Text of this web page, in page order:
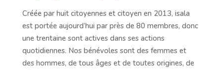
Créée par huit citoyennes et citoyen en 2013, isala
est portée aujourd’hui par près de 80 membres, donc
une trentaine sont actives dans ses actions
quotidiennes. Nos bénévoles sont des femmes et
des hommes, de tous âges et de toutes origines, de